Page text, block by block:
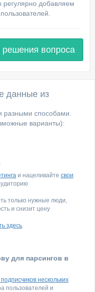
добавляем
решения вопроса
данные из
разными способами.
варианты):
и нацеливайте свои
только нужные люди,
и снизит цену
здесь.
для парсингов в
нескольких
пользователей и